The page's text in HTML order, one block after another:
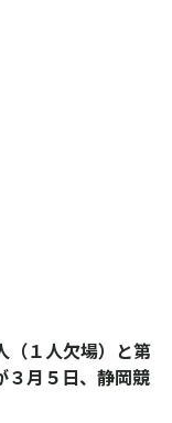
（１人欠場）と第
３月５日、静岡競